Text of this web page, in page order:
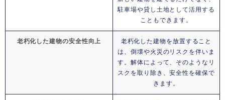
駐車場や貸し土地として活用する
こともできます。
老朽化した建物の安全性向上
老朽化した建物を放置すること
は、倒壊や火災のリスクを伴いま
す。解体によって、そのようなリ
スクを取り除き、安全性を確保で
きます。